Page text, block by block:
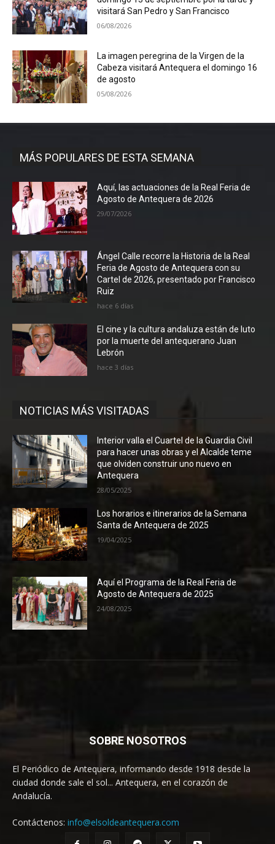
visitará San Pedro y San Francisco
06/08/2026
La imagen peregrina de la Virgen de la
Cabeza visitará Antequera el domingo 16
de agosto
05/08/2026
MÁS POPULARES DE ESTA SEMANA
Aquí, las actuaciones de la Real Feria de
Agosto de Antequera de 2026
29/07/2026
Ángel Calle recorre la Historia de la Real
Feria de Agosto de Antequera con su
Cartel de 2026, presentado por Francisco
Ruiz
hace 6 días
El cine y la cultura andaluza están de luto
por la muerte del antequerano Juan
Lebrón
hace 3 días
NOTICIAS MÁS VISITADAS
Interior valla el Cuartel de la Guardia Civil
para hacer unas obras y el Alcalde teme
que olviden construir uno nuevo en
Antequera
28/05/2025
Los horarios e itinerarios de la Semana
Santa de Antequera de 2025
19/04/2025
Aquí el Programa de la Real Feria de
Agosto de Antequera de 2025
24/08/2025
SOBRE NOSOTROS
El Periódico de Antequera, informando desde 1918 desde la
ciudad donde sale el sol... Antequera, en el corazón de
Andalucía.
Contáctenos: info@elsoldeantequera.com